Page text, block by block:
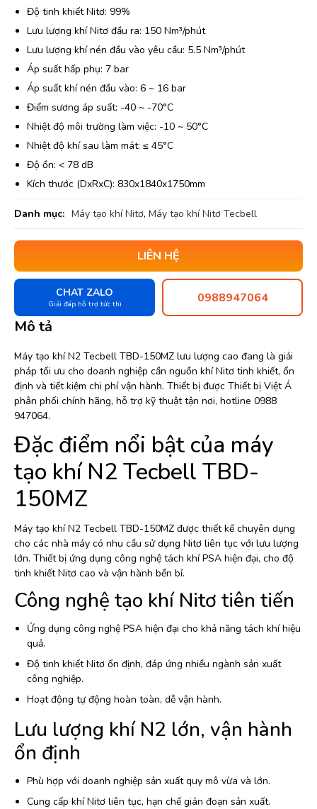
Độ tinh khiết Nitơ: 99%
Lưu lượng khí Nitơ đầu ra: 150 Nm³/phút
Lưu lượng khí nén đầu vào yêu cầu: 5.5 Nm³/phút
Áp suất hấp phụ: 7 bar
Áp suất khí nén đầu vào: 6 ~ 16 bar
Điểm sương áp suất: -40 ~ -70°C
Nhiệt độ môi trường làm việc: -10 ~ 50°C
Nhiệt độ khí sau làm mát: ≤ 45°C
Độ ồn: < 78 dB
Kích thước (DxRxC): 830x1840x1750mm
Danh mục: Máy tạo khí Nitơ, Máy tạo khí Nitơ Tecbell
LIÊN HỆ
CHAT ZALO
Giải đáp hỗ trợ tức thì 0988947064
Mô tả
Máy tạo khí N2 Tecbell TBD-150MZ lưu lượng cao đang là giải
pháp tối ưu cho doanh nghiệp cần nguồn khí Nitơ tinh khiết, ổn
định và tiết kiệm chi phí vận hành. Thiết bị được Thiết bị Việt Á
phân phối chính hãng, hỗ trợ kỹ thuật tận nơi, hotline 0988
947064.
Đặc điểm nổi bật của máy
tạo khí N2 Tecbell TBD-
150MZ
Máy tạo khí N2 Tecbell TBD-150MZ được thiết kế chuyên dụng
cho các nhà máy có nhu cầu sử dụng Nitơ liên tục với lưu lượng
lớn. Thiết bị ứng dụng công nghệ tách khí PSA hiện đại, cho độ
tinh khiết Nitơ cao và vận hành bền bỉ.
Công nghệ tạo khí Nitơ tiên tiến
Ứng dụng công nghệ PSA hiện đại cho khả năng tách khí hiệu
quả.
Độ tinh khiết Nitơ ổn định, đáp ứng nhiều ngành sản xuất
công nghiệp.
Hoạt động tự động hoàn toàn, dễ vận hành.
Lưu lượng khí N2 lớn, vận hành
ổn định
Phù hợp với doanh nghiệp sản xuất quy mô vừa và lớn.
Cung cấp khí Nitơ liên tục, hạn chế gián đoạn sản xuất.